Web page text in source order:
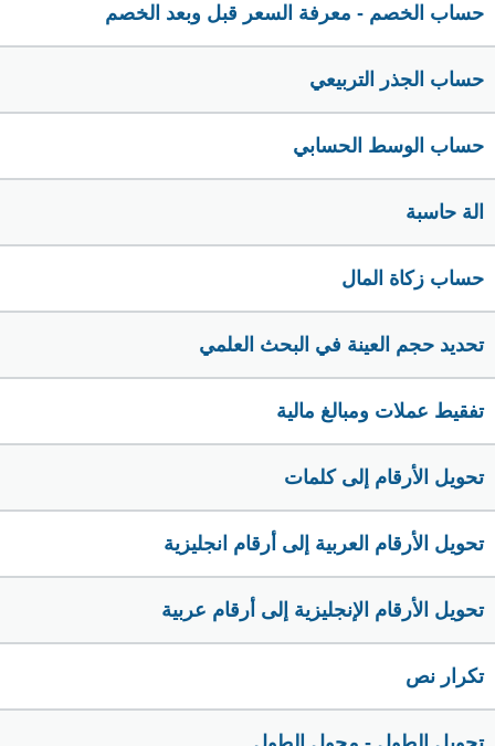
حساب الخصم - معرفة السعر قبل وبعد الخصم
حساب الجذر التربيعي
حساب الوسط الحسابي
الة حاسبة
حساب زكاة المال
تحديد حجم العينة في البحث العلمي
تفقيط عملات ومبالغ مالية
تحويل الأرقام إلى كلمات
تحويل الأرقام العربية إلى أرقام انجليزية
تحويل الأرقام الإنجليزية إلى أرقام عربية
تكرار نص